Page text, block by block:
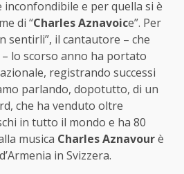
inconfondibile e per quella si è
di “Charles Aznavoice”. Per
sentirli”, il cantautore – che
lo scorso anno ha portato
registrando successi
parlando, dopotutto, di un
che ha venduto oltre
in tutto il mondo e ha 80
musica Charles Aznavourè
in Svizzera.